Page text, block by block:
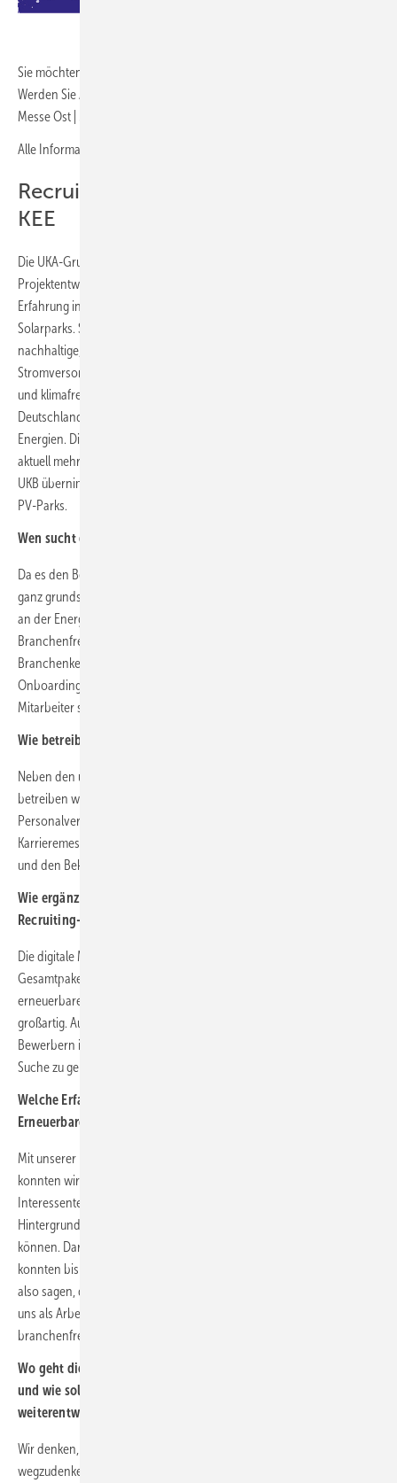
Sie möchten ihr Unternehmen auf der nächsten KEE präsentieren? –
Werden Sie Aussteller! Ausstehende Termine 2024: 5. – 6. September,
Messe Ost | 5. – 6. Dezember, Messe Süd
Alle Informationen unter:
Recruiting bei der UKA und auf der
KEE
Die UKA-Gruppe gehört in Deutschland zu den führenden
Projektentwicklern für erneuerbare Energien – mit 25 Jahren
Erfahrung in der Planung, dem Bau und dem Betrieb von Wind- und
Solarparks. Sie sorgt in Deutschland, Europa und Amerika für eine
nachhaltige, von fossilen Energieimporten unabhängige
Stromversorgung, die niedrige Stromerzeugungskosten gewährleistet
und klimafreundliches Handeln fördert. Die UKA-Gruppe gehört in
Deutschland zu den führenden Projektentwicklern für erneuerbare
Energien. Die Projektpipeline der Gruppe beträgt in all ihren Märkten
aktuell mehr als 19 Gigawatt. Über ihre Betriebsführungsgesellschaft
UKB übernimmt sie darüber hinaus die Betriebsführung für Wind- und
PV-Parks.
Wen sucht die UKA?
Da es den Beruf des „Projektierers“ so an sich nicht gibt, suchen wir
ganz grundsätzlich Mitarbeiter mit Motivation, die gemeinsam mit uns
an der Energiewende zu arbeiten. Quereinsteiger und
Branchenfremde sind dabei genauso willkommen wie Fachkräfte mit
Branchenkenntnissen und mehrjähriger Berufserfahrung. Durch
Onboarding und fachspezifische Weiterbildungen kommen unsere
Mitarbeiter schnell in die Welt der UKA und der Erneuerbaren.
Wie betreibt die UKA Recruiting für die Energiewende?
Neben den üblichen Veröffentlichungen auf den gängigen Portalen
betreiben wir auch Active Sourcing oder arbeiten mit
Personalvermittlern zusammen. Ebenso präsentieren wir uns auf den
Karrieremessen, um uns als Arbeitgeber in der Region vorzustellen
und den Bekanntheitsgrad zu erhöhen.
Wie ergänzt die Karrieremesse Erneuerbare Energien Ihre
Recruiting-Strategie?
Die digitale Messe ist ein hervorragendes Format für uns. Das
Gesamtpaket aus Informationen, Vernetzung und Jobchancen in den
erneuerbaren Energien, das den Teilnehmern geboten wird, ist
großartig. Auch die lokale Eingrenzung hilft uns, mit den richtigen
Bewerbern in Kontakt zu kommen und für die Standorte gezielt auf die
Suche zu gehen.
Welche Erfahrungen haben Sie auf der Karrieremesse
Erneuerbare Energien gemacht?
Mit unserer letzten Session „Was bringst du mit? Was bieten wir dir?“
konnten wir super in den offenen und aktiven Austausch mit den
Interessenten gehen. Hier konnten wir ihnen aufzeigen, mit welchem
Hintergrund sie in unserem Bereich bzw. in der Branche Fuß fassen
können. Daraufhin erhielten wir zahlreiche Bewerbungen und
konnten bis dato schon einige Gespräche führen. Bislang können wir
also sagen, dass die KEE uns eine gute Gelegenheit geboten hat, um
uns als Arbeitgeber zu zeigen, der offen für motivierte und auch
branchenfremde Kandidaten ist.
Wo geht die Reise hin? Welche Trends sehen Sie im Recruiting
und wie sollte sich die Karrieremesse Erneuerbare Energien
weiterentwickeln?
Wir denken, dass digitale Messen mittlerweile nicht mehr
wegzudenken sind. Man hat als Unternehmen und als Interessent